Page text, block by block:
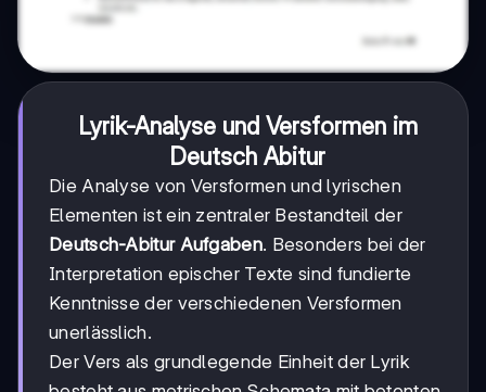
Lyrik-Analyse und Versformen im
Deutsch Abitur
Die Analyse von Versformen und lyrischen
Elementen ist ein zentraler Bestandteil der
Deutsch-Abitur Aufgaben. Besonders bei der
Interpretation epischer Texte sind fundierte
Kenntnisse der verschiedenen Versformen
unerlässlich.
Der Vers als grundlegende Einheit der Lyrik